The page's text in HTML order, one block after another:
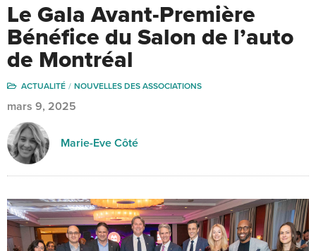
Le Gala Avant-Première
Bénéfice du Salon de l’auto
de Montréal
ACTUALITÉ NOUVELLES DES ASSOCIATIONS
mars 9, 2025
Marie-Eve Côté